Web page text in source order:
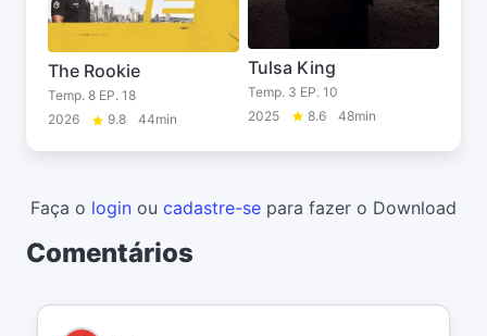
The Rookie
Temp. 8 EP. 18
2026
9.8 44min
Tulsa King
Temp. 3 EP. 10
2025
8.6 48min
Faça o login ou cadastre-se para fazer o Download
Comentários